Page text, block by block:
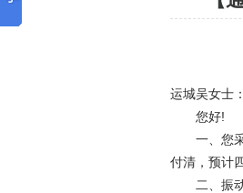
运城吴女士：
您好!
一、您采
付清，预计
二、振动